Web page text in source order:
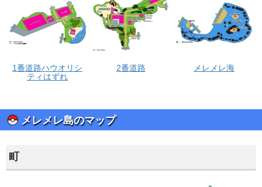
1番道路ハウオリシ
ティはずれ
2番道路 メレメレ海
メレメレ島のマップ
町